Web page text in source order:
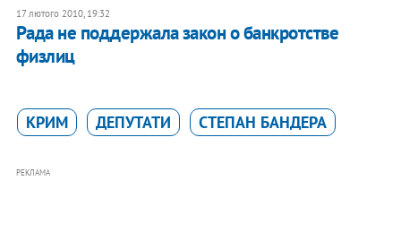
17 лютого 2010, 19:32
Рада не поддержала закон о банкротстве
физлиц
КРИМ ДЕПУТАТИ СТЕПАН БАНДЕРА
РЕКЛАМА